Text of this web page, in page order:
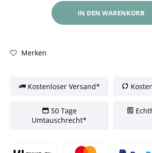
IN DEN WARENKORB
Merken
Kostenloser Versand*
50 Tage
Umtauschrecht*